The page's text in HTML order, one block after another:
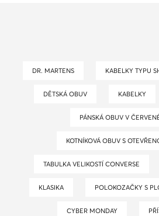
DR. MARTENS KABELKY TYPU
DĚTSKÁ OBUV KABELKY
PÁNSKÁ OBUV V
KOTNÍKOVÁ OBUV S
TABULKA VELIKOSTÍ CONVERSE
KLASIKA POLOKOZAČKY S
CYBER MONDAY